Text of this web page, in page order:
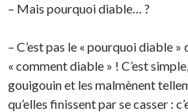
– Mais pourquoi diable… ?
– C’est pas le « pourquoi diable
« comment diable » ! C’est
gouigouin et les malmènent
qu’elles finissent par se casser :